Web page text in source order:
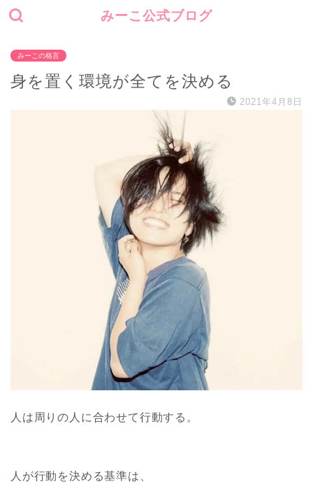
みーこ公式ブログ
みーこの格言
身を置く環境が全てを決める
2021年4月8日
人は周りの人に合わせて行動する。
人が行動を決める基準は、